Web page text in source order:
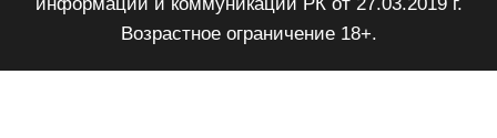
информации и коммуникаций РК от 27.03.2019 г.
Возрастное ограничение 18+.